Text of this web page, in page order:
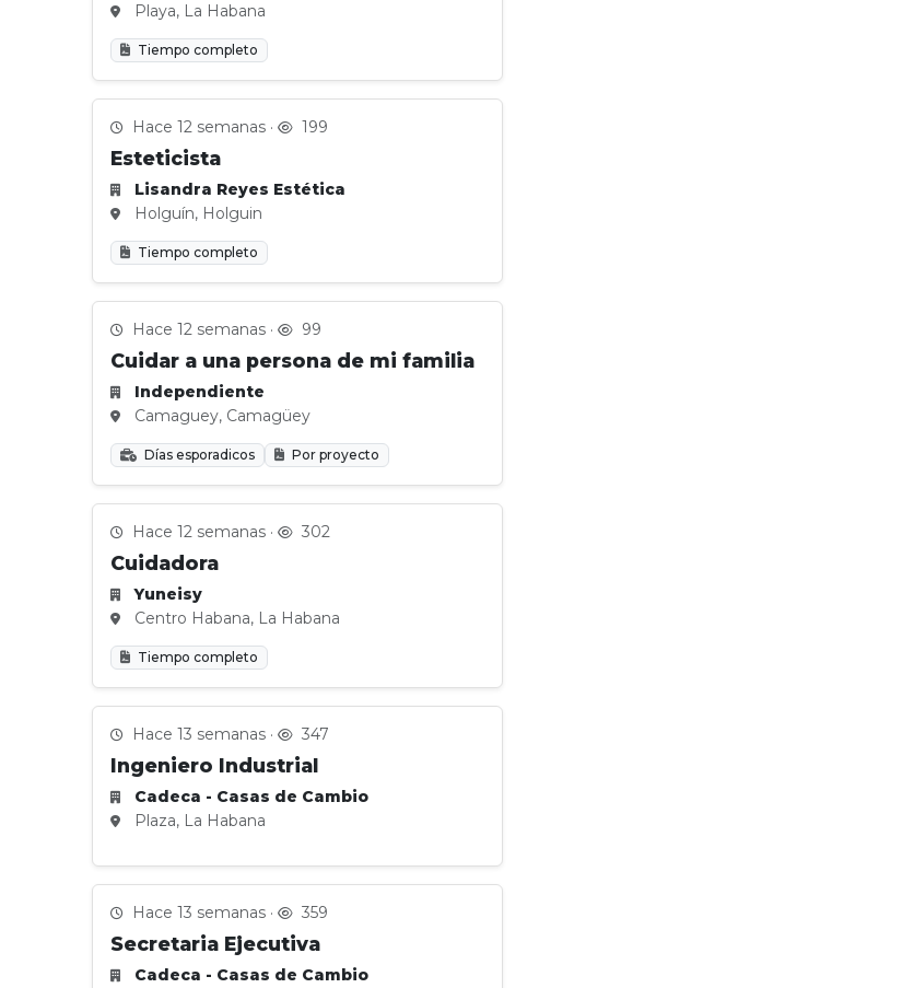
Playa, La Habana
Tiempo completo
Hace 12 semanas · 199
Esteticista
Lisandra Reyes Estética
Holguín, Holguin
Tiempo completo
Hace 12 semanas · 99
Cuidar a una persona de mi familia
Independiente
Camaguey, Camagüey
Días esporadicos Por proyecto
Hace 12 semanas · 302
Cuidadora
Yuneisy
Centro Habana, La Habana
Tiempo completo
Hace 13 semanas · 347
Ingeniero Industrial
Cadeca - Casas de Cambio
Plaza, La Habana
Hace 13 semanas · 359
Secretaria Ejecutiva
Cadeca - Casas de Cambio